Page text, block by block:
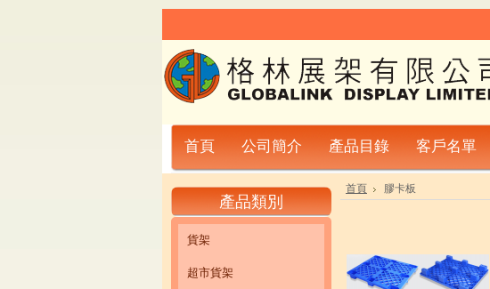
首頁 公司簡介 產品目錄 客戶名單
產品類別
貨架
超市貨架
首頁 膠卡板